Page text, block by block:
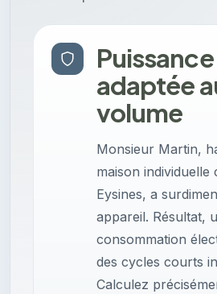
Puissance
adaptée
volume
Monsieur Martin,
maison individuelle
Eysines, a
appareil. Résultat,
consommation
des cycles courts
Calculez